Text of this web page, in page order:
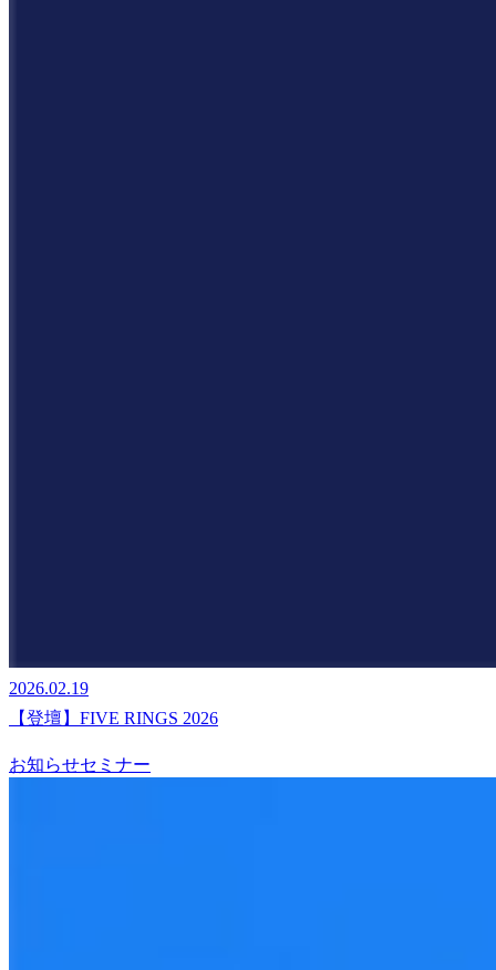
2026.02.19
【登壇】FIVE RINGS 2026
お知らせセミナー